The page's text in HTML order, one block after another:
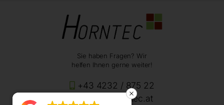
Sie haben Fragen? Wir
helfen Ihnen gerne weiter!
+43 4232 / 875 22
office@horntec.at